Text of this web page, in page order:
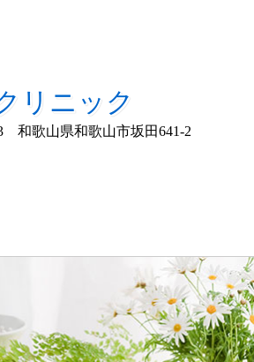
リニック
和歌山県和歌山市坂田641-2